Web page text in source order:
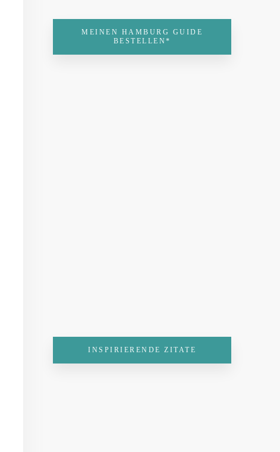
MEINEN HAMBURG GUIDE
BESTELLEN*
INSPIRIERENDE ZITATE